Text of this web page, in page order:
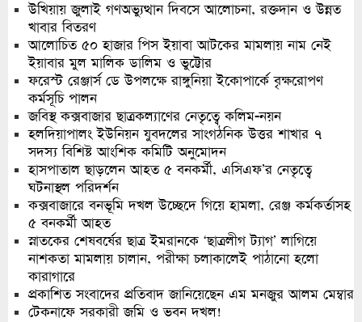
উখিয়ায় জুলাই গণঅভ্যুত্থান দিবসে আলোচনা, রক্তদান ও উন্নত
খাবার বিতরণ
আলোচিত ৫০ হাজার পিস ইয়াবা আটকের মামলায় নাম নেই
ইয়াবার মুল মালিক ডালিম ও ভুট্টোর
ফরেস্ট রেঞ্জার্স ডে উপলক্ষে রাঙ্গুনিয়া ইকোপার্কে বৃক্ষরোপণ
কর্মসূচি পালন
জবিস্থ কক্সবাজার ছাত্রকল্যাণের নেতৃত্বে কলিম-নয়ন
হলদিয়াপালং ইউনিয়ন যুবদলের সাংগঠনিক উত্তর শাখার ৭
সদস্য বিশিষ্ট আংশিক কমিটি অনুমোদন
হাসপাতাল ছাড়লেন আহত ৫ বনকর্মী, এসিএফ’র নেতৃত্বে
ঘটনাস্থল পরিদর্শন
কক্সবাজারে বনভূমি দখল উচ্ছেদে গিয়ে হামলা, রেঞ্জ কর্মকর্তাসহ
৫ বনকর্মী আহত
স্নাতকের শেষবর্ষের ছাত্র ইমরানকে ‘ছাত্রলীগ ট্যাগ’ লাগিয়ে
নাশকতা মামলায় চালান, পরীক্ষা চলাকালেই পাঠানো হলো
কারাগারে
প্রকাশিত সংবাদের প্রতিবাদ জানিয়েছেন এম মনজুর আলম মেম্বার
টেকনাফে সরকারী জমি ও ভবন দখল!